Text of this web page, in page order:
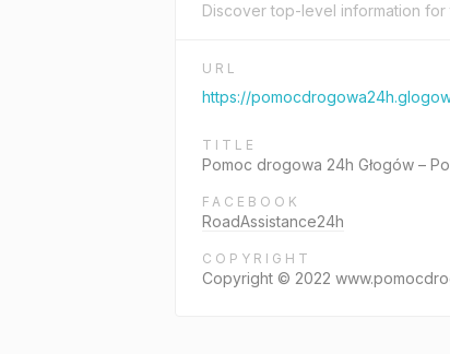
Discover top-level information for
URL
https://
TITLE
Pomoc drogowa 24h Głogów –
FACEBOOK
RoadAssistance24h
COPYRIGHT
Copyright © 2022